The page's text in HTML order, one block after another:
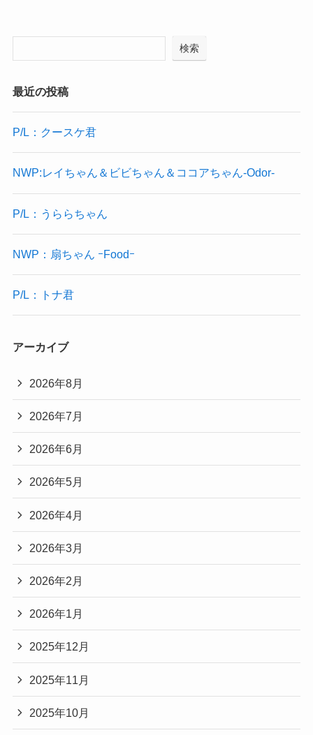
検索
最近の投稿
P/L：クースケ君
NWP:レイちゃん＆ビビちゃん＆ココアちゃん-Odor-
P/L：うららちゃん
NWP：扇ちゃん ｰFoodｰ
P/L：トナ君
アーカイブ
2026年8月
2026年7月
2026年6月
2026年5月
2026年4月
2026年3月
2026年2月
2026年1月
2025年12月
2025年11月
2025年10月